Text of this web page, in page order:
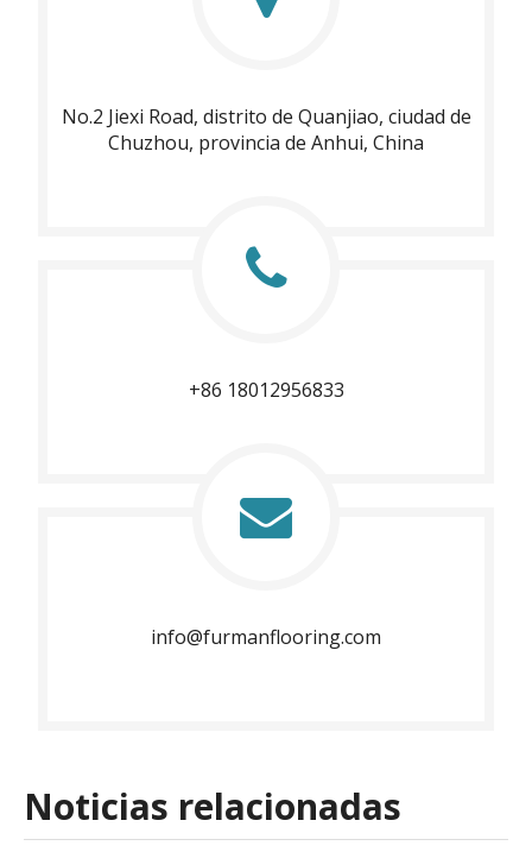
No.2 Jiexi Road, distrito de Quanjiao, ciudad de
Chuzhou, provincia de Anhui, China
+86 18012956833​​​​​​​
info@furmanflooring.com​​​​​​​
Noticias relacionadas